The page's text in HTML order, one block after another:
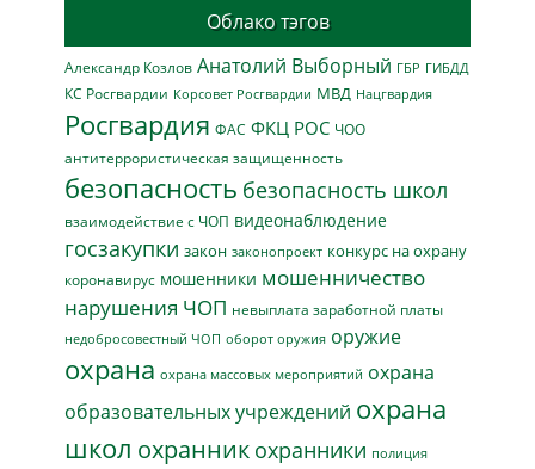
Облако тэгов
Александр Козлов Анатолий Выборный ГБР ГИБДД
КС Росгвардии Корсовет Росгвардии МВД Нацгвардия
Росгвардия ФАС ФКЦ РОС ЧОО
антитеррористическая защищенность
безопасность безопасность школ
взаимодействие с ЧОП видеонаблюдение
госзакупки закон законопроект конкурс на охрану
коронавирус мошенники мошенничество
нарушения ЧОП невыплата заработной платы
недобросовестный ЧОП оборот оружия оружие
охрана охрана массовых мероприятий охрана
образовательных учреждений охрана
школ охранник охранники полиция